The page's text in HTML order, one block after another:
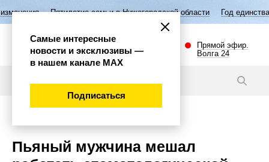
семьи в Нижегородской области Год единства народов России
Прямой эфир.
Волга 24
Пьяный мужчина мешал
Самые интересные
новости и эксклюзивы —
в нашем канале МАХ
Подписаться